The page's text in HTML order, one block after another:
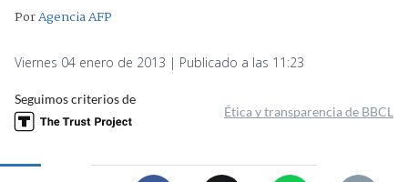
PorAgencia AFP
Viernes 04 enero de 2013 | Publicado a las 11:23
Seguimos criterios de
Ética y transparencia de BBCL